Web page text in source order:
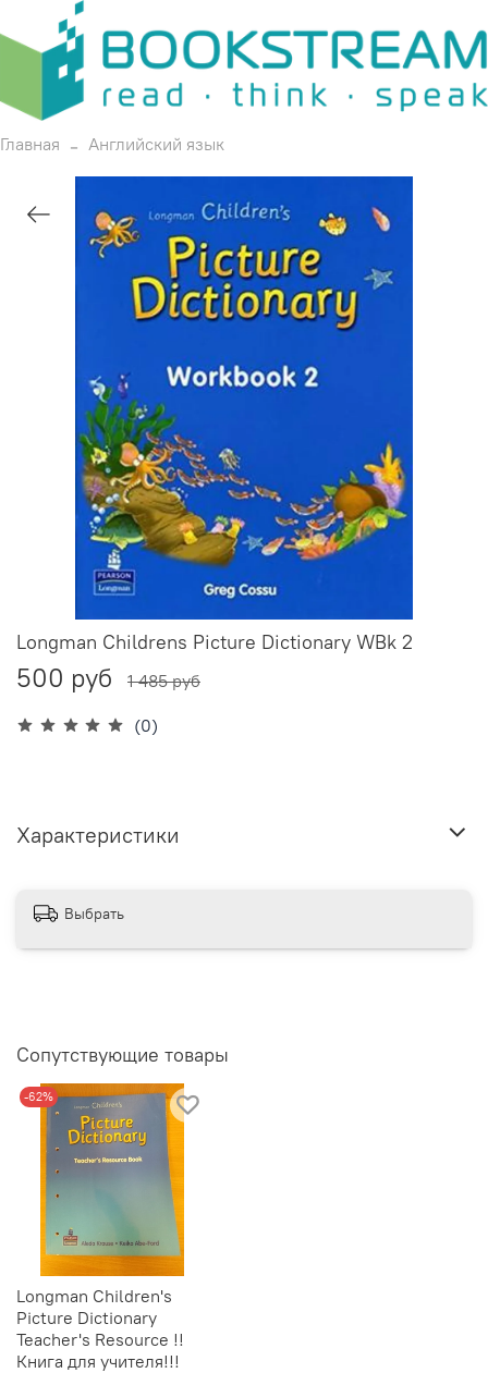
Главная Английский язык
(0)
Longman Childrens Picture Dictionary WBk 2
500 руб 1 485 руб
Характеристики
Выбрать
Сопутствующие товары
-62%
Longman Children's
Picture Dictionary
Teacher's Resource !!
Книга для учителя!!!